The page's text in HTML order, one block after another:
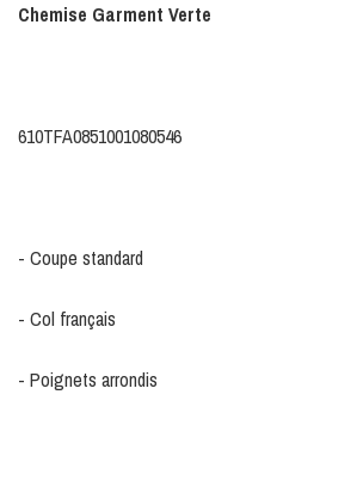
Chemise Garment Verte
610TFA0851001080546
- Coupe standard
- Col français
- Poignets arrondis